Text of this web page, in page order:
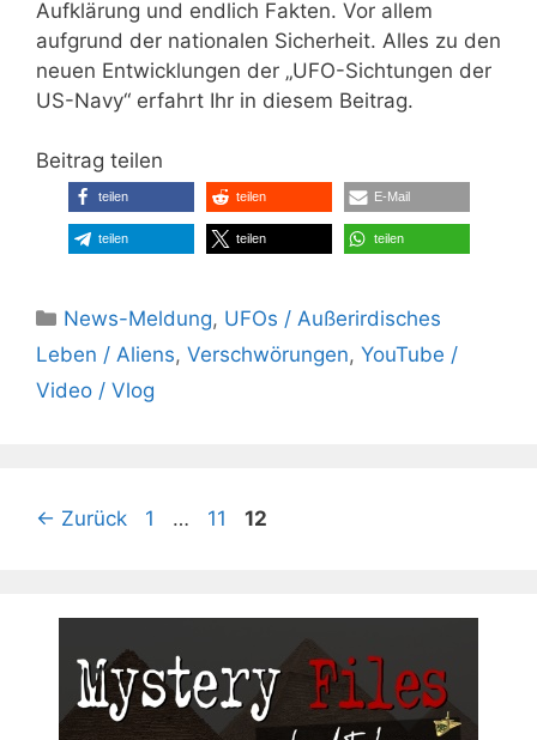
Aufklärung und endlich Fakten. Vor allem
aufgrund der nationalen Sicherheit. Alles zu den
neuen Entwicklungen der „UFO-Sichtungen der
US-Navy“ erfahrt Ihr in diesem Beitrag.
Beitrag teilen
teilen teilen E-Mail
teilen teilen teilen
Kategorien
News-Meldung, UFOs / Außerirdisches
Leben / Aliens, Verschwörungen, YouTube /
Video / Vlog
← Zurück Seite
1 … Seite
11 Seite
12